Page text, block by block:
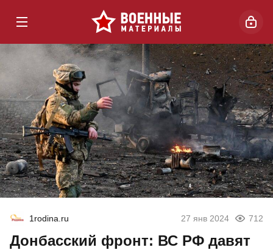
1rodina.ru 27 янв 2024 712
Донбасский фронт: ВС РФ давят